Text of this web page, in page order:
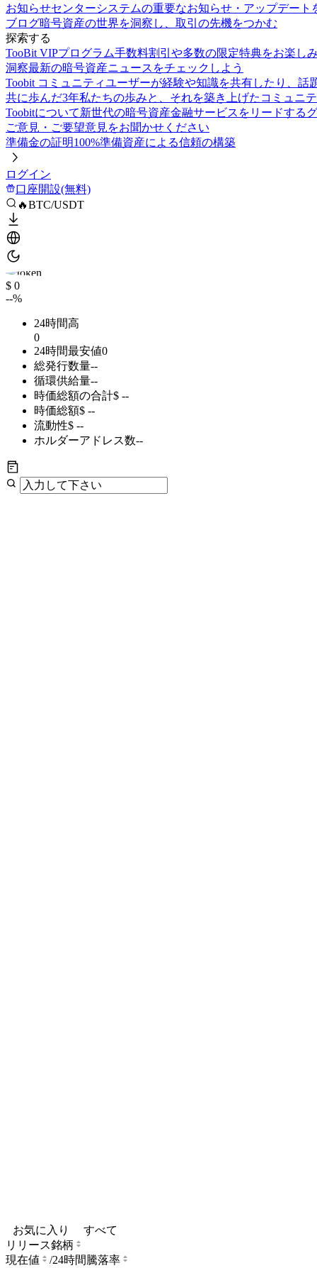
お知らせセンターシステムの重要なお知らせ・アップデート
ブログ暗号資産の世界を洞察し、取引の先機をつかむ
探索する
TooBit VIPプログラム手数料割引や多数の限定特典をお楽し
洞察最新の暗号資産ニュースをチェックしよう
Toobit コミュニティユーザーが経験や知識を共有したり、話
共に歩んだ3年私たちの歩みと、それを築き上げたコミュニ
Toobitについて新世代の暗号資産金融サービスをリードする
ご意見・ご要望意見をお聞かせください
準備金の証明100%準備資産による信頼の構築
ログイン
口座開設(無料)
🔥BTC/USDT
$ 0
--%
24時間高
0
24時間最安値0
総発行数量--
循環供給量--
時価総額の合計$ --
時価総額$ --
流動性$ --
ホルダーアドレス数--
お気に入り
すべて
リリース銘柄
現在値
/24時間騰落率